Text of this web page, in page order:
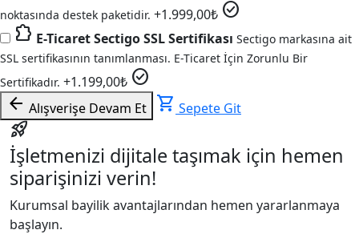
noktasında destek paketidir. +1.999,00₺ check_circle
extension E-Ticaret Sectigo SSL Sertifikası Sectigo markasına ait
SSL sertifikasının tanımlanması. E-Ticaret İçin Zorunlu Bir
Sertifikadır. +1.199,00₺ check_circle
arrow_back Alışverişe Devam Et shopping_cart Sepete Git
rocket_launch
İşletmenizi dijitale taşımak için hemen
siparişinizi verin!
Kurumsal bayilik avantajlarından hemen yararlanmaya
başlayın.